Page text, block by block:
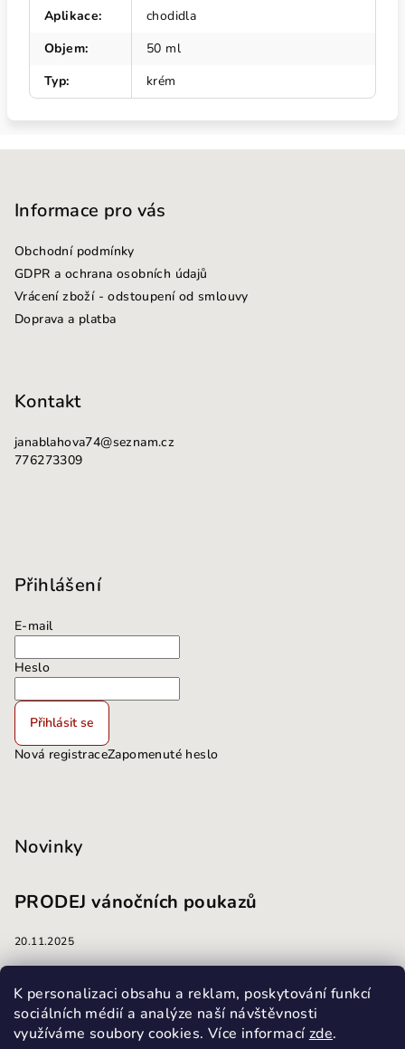
K personalizaci obsahu a reklam, poskytování funkcí
sociálních médií a analýze naší návštěvnosti
využíváme soubory cookies. Více informací zde.
Aplikace:
chodidla
Objem:
50 ml
Typ: krém
Informace pro vás
Obchodní podmínky
GDPR a ochrana osobních údajů
Vrácení zboží - odstoupení od smlouvy
Doprava a platba
Kontakt
janablahova74@seznam.cz
776273309
Přihlášení
E-mail
Heslo
Přihlásit se
Nová registraceZapomenuté heslo
Novinky
PRODEJ vánočních poukazů
20.11.2025
masáže
13.10.2025